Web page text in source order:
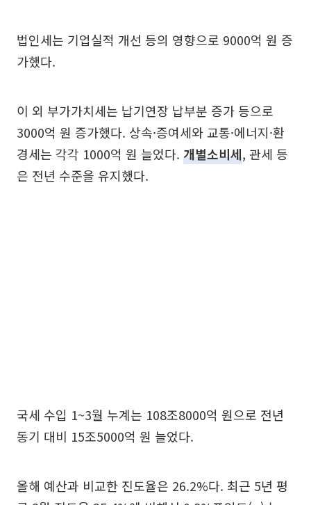
법인세는 기업실적 개선 등의 영향으로 9000억 원 증
가했다.
이 외 부가가치세는 납기연장 납부분 증가 등으로
3000억 원 증가했다. 상속·증여세와 교통·에너지·환
경세는 각각 1000억 원 늘었다. 개별소비세, 관세 등
은 전년 수준을 유지했다.
국세 수입 1~3월 누계는 108조8000억 원으로 전년
동기 대비 15조5000억 원 늘었다.
올해 예산과 비교한 진도율은 26.2%다. 최근 5년 평